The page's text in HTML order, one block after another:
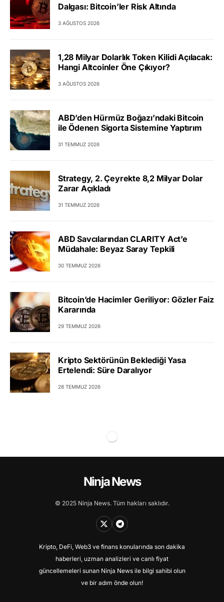
Dalgası: Bitcoin’ler Risk Altında
3 AĞUSTOS 2026
1,28 Milyar Dolarlık Token Kilidi Açılacak:
Hangi Altcoinler Öne Çıkıyor?
3 AĞUSTOS 2026
ABD’den Hürmüz Boğazı’ndaki Bitcoin
ile Ödenen Sigorta Sistemine Yaptırım
31 TEMMUZ 2026
Strategy, 2. Çeyrekte 8,2 Milyar Dolar
Zarar Açıkladı
31 TEMMUZ 2026
ABD Savcılarından CLARITY Act’e
Müdahale: Beyaz Saray Tepkili
30 TEMMUZ 2026
Bitcoin’de Hacimler Geriliyor: Gözler Faiz
Kararında
29 TEMMUZ 2026
Kripto Sektörünün Beklediği Yasa
Ertelendi: Süre Daralıyor
28 TEMMUZ 2026
Ninja News
© 2025 Ninja News. Tüm hakları saklıdır.
Kripto, DeFi, Web3 ve finans konularında son dakika
haberleri, uzman analizleri ve canlı fiyat
güncellemeleri sunan Ninja News ile bilgi sahibi olun
ve bir adım önde olun!